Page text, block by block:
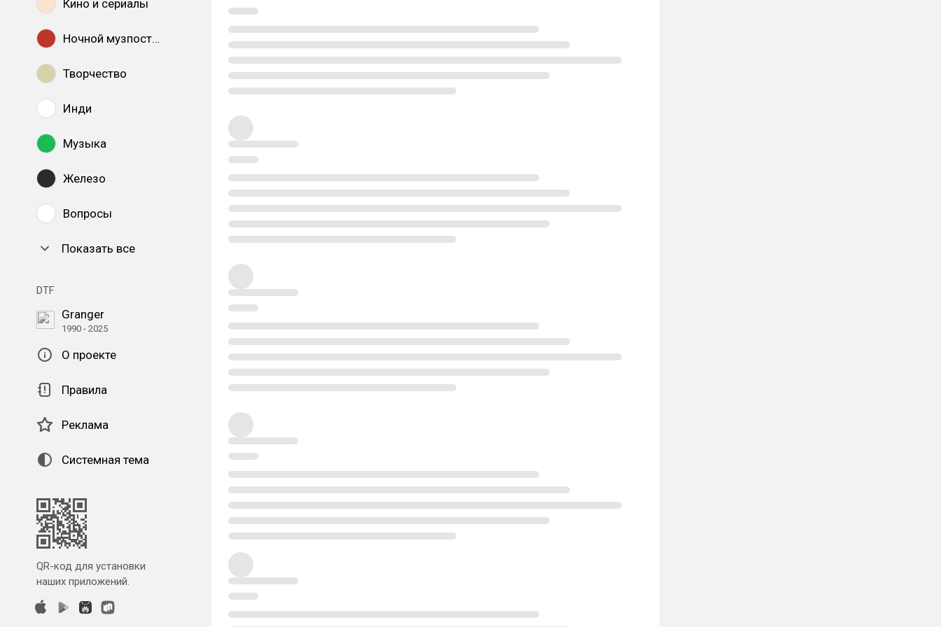
Кино и сериалы
Ночной музпостинг
Творчество
Инди
Музыка
Железо
Вопросы
Показать все
DTF
Granger
1990 - 2025
О проекте
Правила
Реклама
Системная тема
QR-код для установки
наших приложений.